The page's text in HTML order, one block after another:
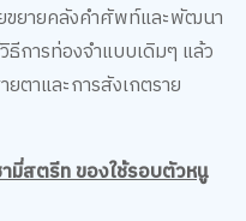
ขยายคลังคำศัพท์และพัฒนา
การท่องจำแบบเดิมๆ แล้ว
ตาและการสังเกตราย
สตรีท ของใช้รอบตัวหนู